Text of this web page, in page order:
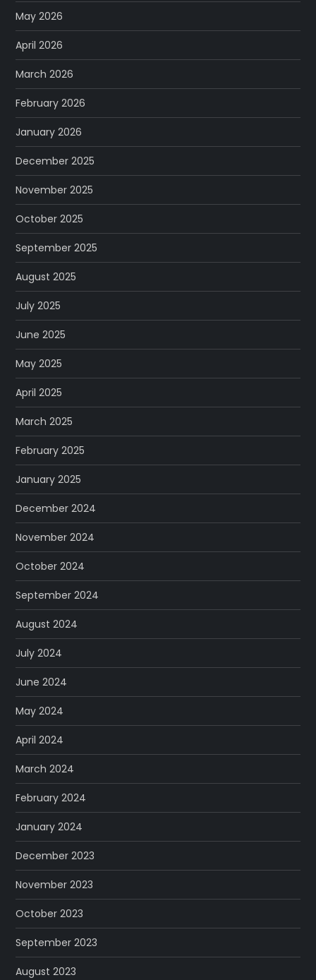
May 2026
April 2026
March 2026
February 2026
January 2026
December 2025
November 2025
October 2025
September 2025
August 2025
July 2025
June 2025
May 2025
April 2025
March 2025
February 2025
January 2025
December 2024
November 2024
October 2024
September 2024
August 2024
July 2024
June 2024
May 2024
April 2024
March 2024
February 2024
January 2024
December 2023
November 2023
October 2023
September 2023
August 2023